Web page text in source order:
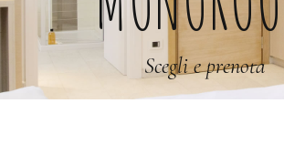
Scegli e prenota